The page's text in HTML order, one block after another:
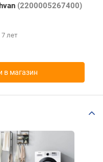
(2200005267400)
лет
в магазин